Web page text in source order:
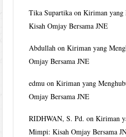
Tika Supartika onKiriman yang
Kisah Omjay Bersama JNE
Abdullah onKiriman yang
Omjay Bersama JNE
edmu onKiriman yang
Omjay Bersama JNE
RIDHWAN, S. Pd. onKiriman
Mimpi: Kisah Omjay Bersama